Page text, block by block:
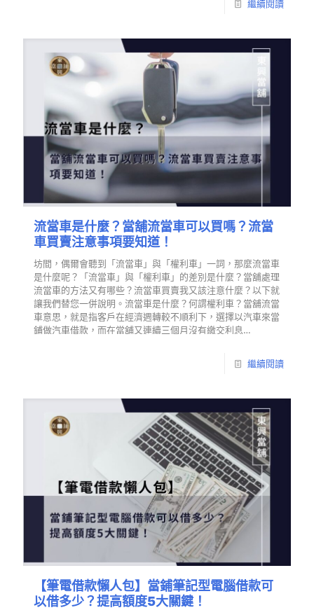
繼續閱讀
流當車是什麼？當舖流當車可以買嗎？流當
車買賣注意事項要知道！
坊間，偶爾會聽到「流當車」與「權利車」一詞，那麼流當車
是什麼呢？「流當車」與「權利車」的差別是什麼？當舖處理
流當車的方法又有哪些？流當車買賣我又該注意什麼？以下就
讓我們替您一併說明。流當車是什麼？何謂權利車？當舖流當
車意思，就是指客戶在經濟週轉較不順利下，選擇以汽車來當
鋪做汽車借款，而在當舖又連續三個月沒有繳交利息…
繼續閱讀
【筆電借款懶人包】當鋪筆記型電腦借款可
以借多少？提高額度5大關鍵！